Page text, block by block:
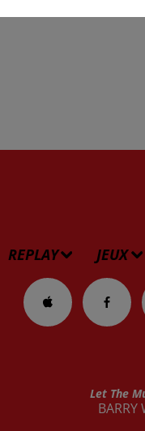
REPLAY JEUX
Let The
BARRY